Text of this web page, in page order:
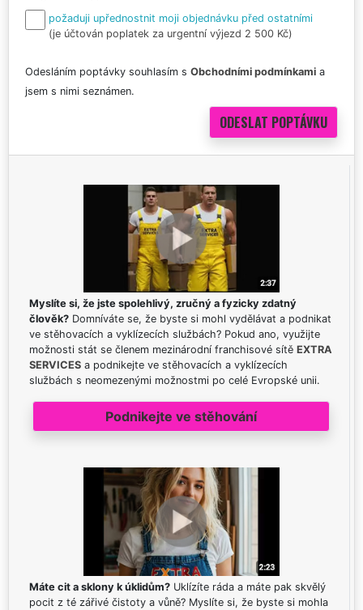
požaduji upřednostnit moji objednávku před ostatními
(je účtován poplatek za urgentní výjezd 2 500 Kč)
Odesláním poptávky souhlasím s Obchodními podmínkami a
jsem s nimi seznámen.
Myslíte si, že jste spolehlivý, zručný a fyzicky zdatný
člověk? Domníváte se, že byste si mohl vydělávat a podnikat
ve stěhovacích a vyklízecích službách? Pokud ano, využijte
možnosti stát se členem mezinárodní franchisové sítě EXTRA
SERVICES a podnikejte ve stěhovacích a vyklízecích
službách s neomezenými možnostmi po celé Evropské unii.
Podnikejte ve stěhování
Máte cit a sklony k úklidům? Uklízíte ráda a máte pak skvělý
pocit z té zářivé čistoty a vůně? Myslíte si, že byste si mohla